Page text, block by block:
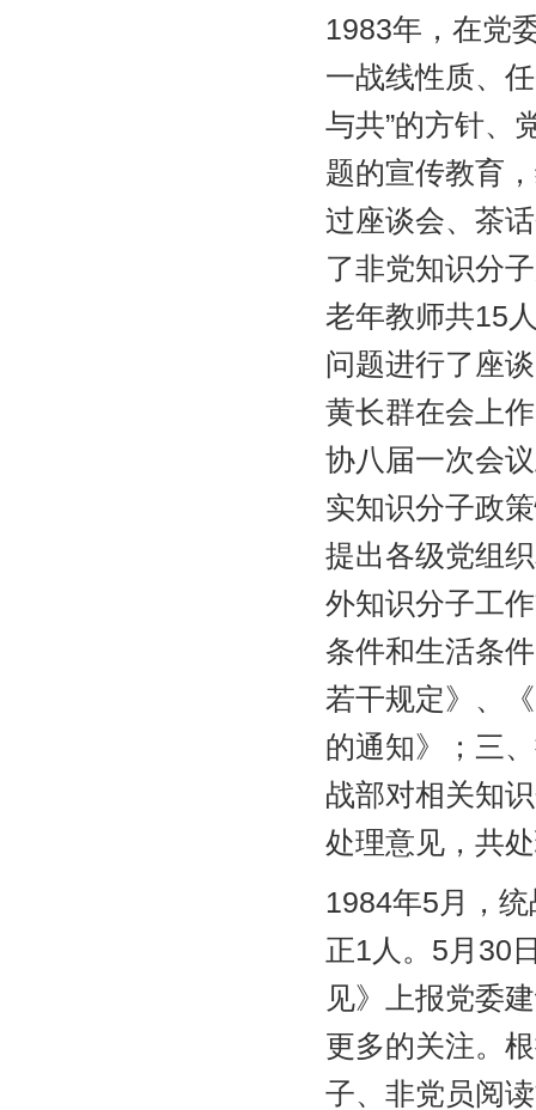
1983年，在党
一战线性质、
与共”的方针、
题的宣传教育
过座谈会、茶
了非党知识分
老年教师共15
问题进行了座
黄长群在会上
协八届一次会
实知识分子政
提出各级党组
外知识分子工
条件和生活条
若干规定》、
的通知》；三
战部对相关知
处理意见，共
1984年5月，
正1人。5月30
见》上报党委
更多的关注。
子、非党员阅